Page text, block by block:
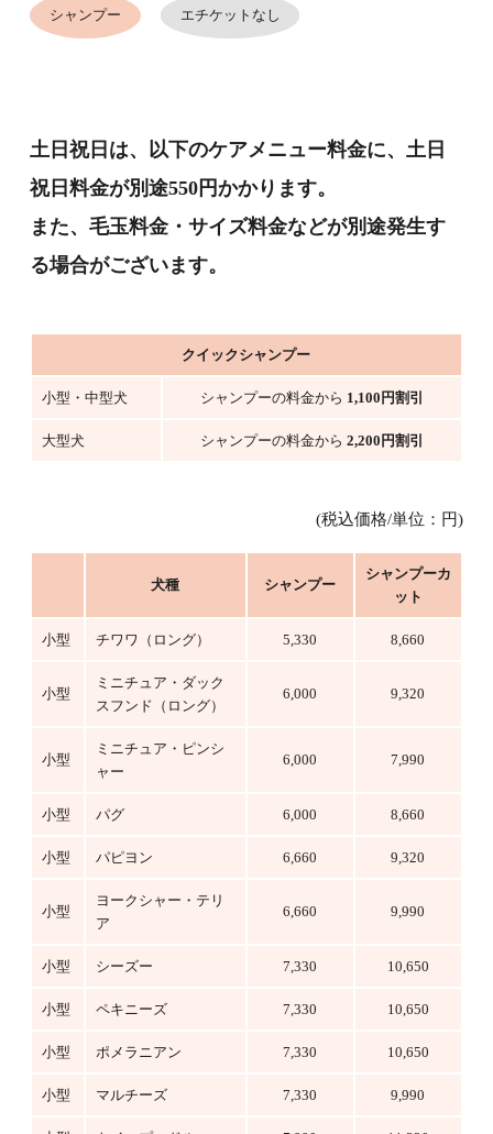
シャンプー エチケットなし
土日祝日は、以下のケアメニュー料金に、土日
祝日料金が別途550円かかります。
また、毛玉料金・サイズ料金などが別途発生す
る場合がございます。
クイックシャンプー
小型・中型犬 シャンプーの料金から 1,100円割引
大型犬 シャンプーの料金から 2,200円割引
(税込価格/単位：円)
犬種 シャンプー
シャンプーカ
ット
小型 チワワ（ロング） 5,330 8,660
小型
ミニチュア・ダック
スフンド（ロング）
6,000 9,320
小型
ミニチュア・ピンシ
ャー
6,000 7,990
小型 パグ 6,000 8,660
小型 パピヨン 6,660 9,320
小型
ヨークシャー・テリ
ア
6,660 9,990
小型 シーズー 7,330 10,650
小型 ペキニーズ 7,330 10,650
小型 ポメラニアン 7,330 10,650
小型 マルチーズ 7,330 9,990